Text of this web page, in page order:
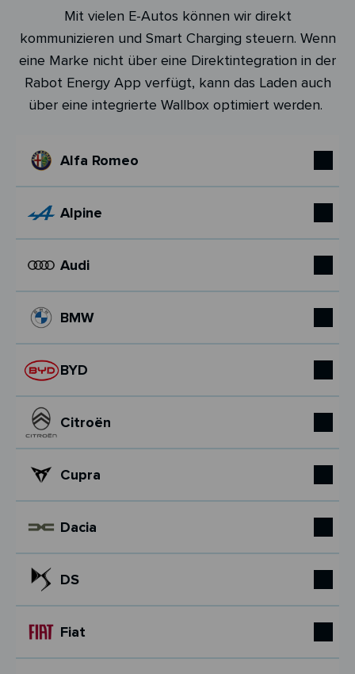
Mit vielen E-Autos können wir direkt
kommunizieren und Smart Charging steuern. Wenn
eine Marke nicht über eine Direktintegration in der
Rabot Energy App verfügt, kann das Laden auch
über eine integrierte Wallbox optimiert werden.
Alfa Romeo
Alpine
Audi
BMW
BYD
Citroën
Cupra
Dacia
DS
Fiat